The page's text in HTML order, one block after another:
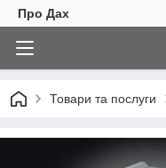
Про Дах
Товари та послуги